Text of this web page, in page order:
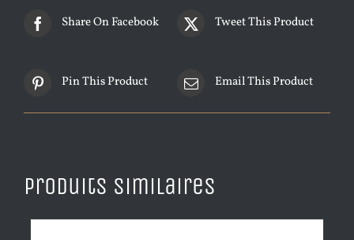
Share On Facebook Tweet This Product
Pin This Product Email This Product
Produits similaires